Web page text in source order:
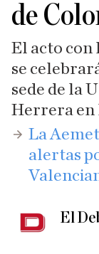
de
El acto con
se
sede de la
Herrera en
La
alertas
El